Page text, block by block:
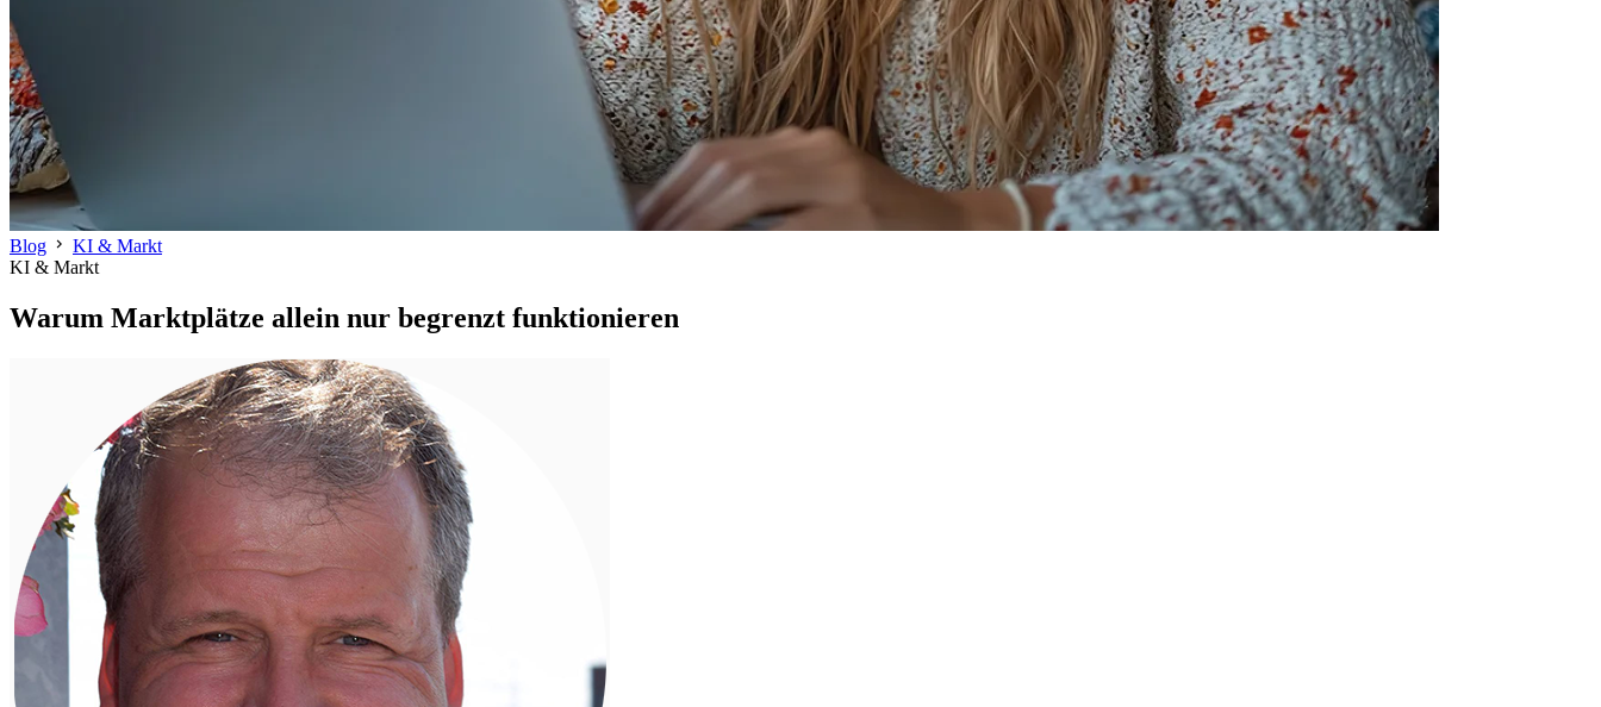
Blog chevron_right KI & Markt
KI & Markt
Warum Marktplätze allein nur begrenzt funktionieren